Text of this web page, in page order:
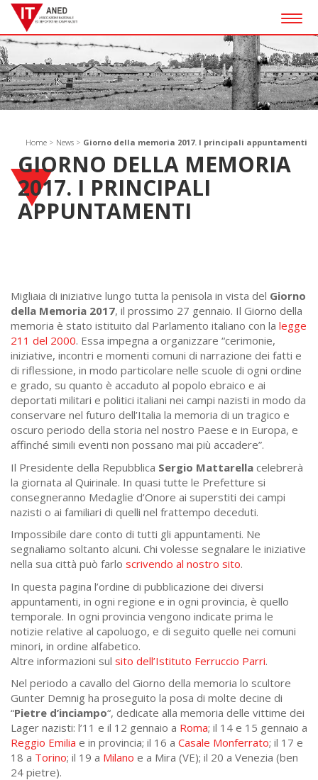
Home > News > Giorno della memoria 2017. I principali appuntamenti
GIORNO DELLA MEMORIA
2017. I PRINCIPALI
APPUNTAMENTI
Migliaia di iniziative lungo tutta la penisola in vista del Giorno
della Memoria 2017, il prossimo 27 gennaio. Il Giorno della
memoria è stato istituito dal Parlamento italiano con la legge
211 del 2000. Essa impegna a organizzare “cerimonie,
iniziative, incontri e momenti comuni di narrazione dei fatti e
di riflessione, in modo particolare nelle scuole di ogni ordine
e grado, su quanto è accaduto al popolo ebraico e ai
deportati militari e politici italiani nei campi nazisti in modo da
conservare nel futuro dell’Italia la memoria di un tragico e
oscuro periodo della storia nel nostro Paese e in Europa, e
affinché simili eventi non possano mai più accadere”.
Il Presidente della Repubblica Sergio Mattarella celebrerà
la giornata al Quirinale. In quasi tutte le Prefetture si
consegneranno Medaglie d’Onore ai superstiti dei campi
nazisti o ai familiari di quelli nel frattempo deceduti.
Impossibile dare conto di tutti gli appuntamenti. Ne
segnaliamo soltanto alcuni. Chi volesse segnalare le iniziative
nella sua città può farlo scrivendo al nostro sito.
In questa pagina l’ordine di pubblicazione dei diversi
appuntamenti, in ogni regione e in ogni provincia, è quello
temporale. In ogni provincia vengono indicate prima le
notizie relative al capoluogo, e di seguito quelle nei comuni
minori, in ordine alfabetico.
Altre informazioni sul sito dell’Istituto Ferruccio Parri.
Nel periodo a cavallo del Giorno della memoria lo scultore
Gunter Demnig ha proseguito la posa di molte decine di
“Pietre d’inciampo“, dedicate alla memoria delle vittime dei
Lager nazisti: l’11 e il 12 gennaio a Roma; il 14 e 15 gennaio a
Reggio Emilia e in provincia; il 16 a Casale Monferrato; il 17 e
18 a Torino; il 19 a Milano e a Mira (VE); il 20 a Venezia (ben
24 pietre).